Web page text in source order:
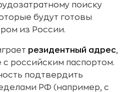
поиску
будут готовы
из России.
резидентный адрес,
с российским паспортом.
подтвердить
РФ (например, с